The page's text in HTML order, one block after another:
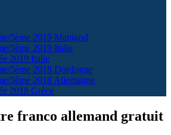
5ème 2019 Manigod
3ème 2019 Italie
2019 Italie
5ème 2018 Dordogne
3ème 2018 Allemagne
2018 Grèce
franco allemand gratuit